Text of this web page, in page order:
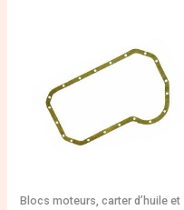
Blocs moteurs, carter d’huile et